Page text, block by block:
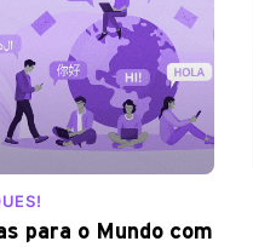
para o Mundo com